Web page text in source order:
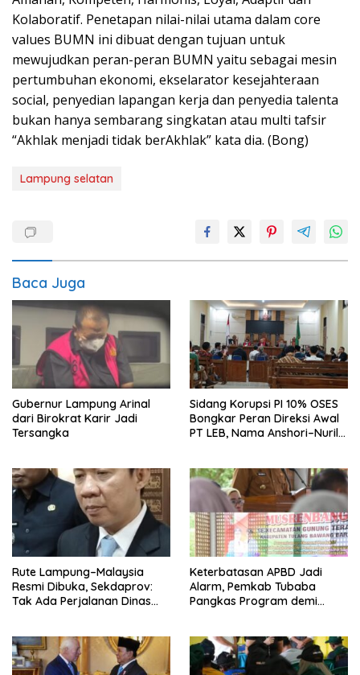
Kolaboratif. Penetapan nilai-nilai utama dalam core
values BUMN ini dibuat dengan tujuan untuk
mewujudkan peran-peran BUMN yaitu sebagai mesin
pertumbuhan ekonomi, ekselarator kesejahteraan
social, penyedian lapangan kerja dan penyedia talenta
bukan hanya sembarang singkatan atau multi tafsir
“Akhlak menjadi tidak berAkhlak” kata dia. (Bong)
Lampung selatan
Baca Juga
Gubernur Lampung Arinal
dari Birokrat Karir Jadi
Tersangka
Sidang Korupsi PI 10% OSES
Bongkar Peran Direksi Awal
PT LEB, Nama Anshori–Nuril
Rute Lampung–Malaysia
Resmi Dibuka, Sekdaprov:
Tak Ada Perjalanan Dinas
Keterbatasan APBD Jadi
Alarm, Pemkab Tubaba
Pangkas Program demi